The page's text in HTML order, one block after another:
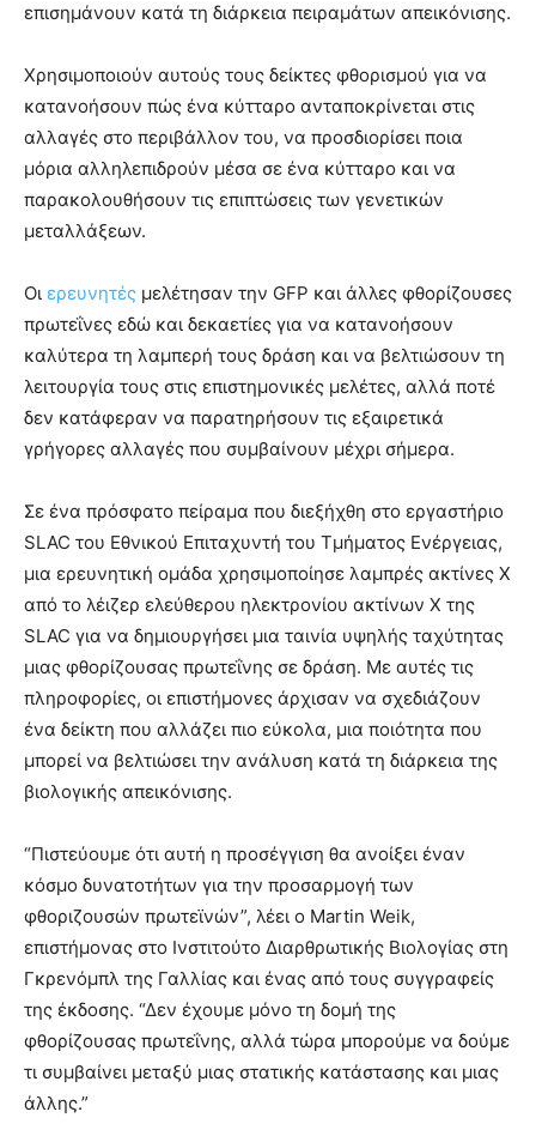
επισημάνουν κατά τη διάρκεια πειραμάτων απεικόνισης.
Χρησιμοποιούν αυτούς τους δείκτες φθορισμού για να
κατανοήσουν πώς ένα κύτταρο ανταποκρίνεται στις
αλλαγές στο περιβάλλον του, να προσδιορίσει ποια
μόρια αλληλεπιδρούν μέσα σε ένα κύτταρο και να
παρακολουθήσουν τις επιπτώσεις των γενετικών
μεταλλάξεων.
Οι ερευνητές μελέτησαν την GFP και άλλες φθορίζουσες
πρωτεΐνες εδώ και δεκαετίες για να κατανοήσουν
καλύτερα τη λαμπερή τους δράση και να βελτιώσουν τη
λειτουργία τους στις επιστημονικές μελέτες, αλλά ποτέ
δεν κατάφεραν να παρατηρήσουν τις εξαιρετικά
γρήγορες αλλαγές που συμβαίνουν μέχρι σήμερα.
Σε ένα πρόσφατο πείραμα που διεξήχθη στο εργαστήριο
SLAC του Εθνικού Επιταχυντή του Τμήματος Ενέργειας,
μια ερευνητική ομάδα χρησιμοποίησε λαμπρές ακτίνες Χ
από το λέιζερ ελεύθερου ηλεκτρονίου ακτίνων Χ της
SLAC για να δημιουργήσει μια ταινία υψηλής ταχύτητας
μιας φθορίζουσας πρωτεΐνης σε δράση. Με αυτές τις
πληροφορίες, οι επιστήμονες άρχισαν να σχεδιάζουν
ένα δείκτη που αλλάζει πιο εύκολα, μια ποιότητα που
μπορεί να βελτιώσει την ανάλυση κατά τη διάρκεια της
βιολογικής απεικόνισης.
“Πιστεύουμε ότι αυτή η προσέγγιση θα ανοίξει έναν
κόσμο δυνατοτήτων για την προσαρμογή των
φθοριζουσών πρωτεϊνών”, λέει ο Martin Weik,
επιστήμονας στο Ινστιτούτο Διαρθρωτικής Βιολογίας στη
Γκρενόμπλ της Γαλλίας και ένας από τους συγγραφείς
της έκδοσης. “Δεν έχουμε μόνο τη δομή της
φθορίζουσας πρωτεΐνης, αλλά τώρα μπορούμε να δούμε
τι συμβαίνει μεταξύ μιας στατικής κατάστασης και μιας
άλλης.”